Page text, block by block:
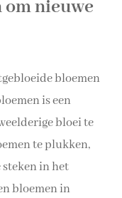
nieuwe
bloemen
is een
bloei te
te plukken,
in het
bloemen in